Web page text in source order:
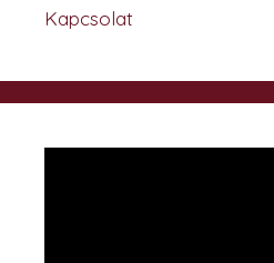
Kapcsolat